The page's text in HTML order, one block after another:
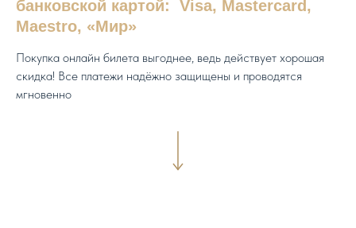
банковской картой: Visa, Mastercard,
Maestro, «Мир»
Покупка онлайн билета выгоднее, ведь действует хорошая
скидка! Все платежи надёжно защищены и проводятся
мгновенно